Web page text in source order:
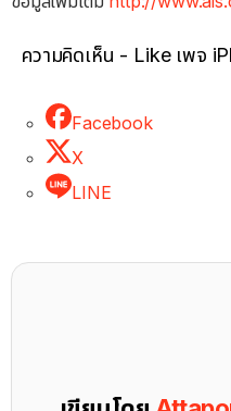
ความคิดเห็น - Like เพจ
Facebook
X
LINE